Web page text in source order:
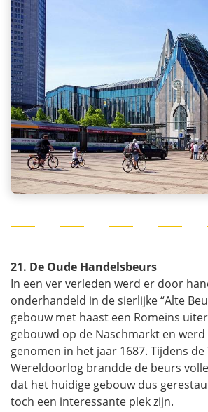
21. De Oude Handelsbeurs
In een ver verleden werd er door
onderhandeld in de sierlijke “Alte
gebouw met haast een Romeins
gebouwd op de Naschmarkt en
genomen in het jaar 1687. Tijdens de
Wereldoorlog brandde de beurs
dat het huidige gebouw dus
toch een interessante plek zijn.